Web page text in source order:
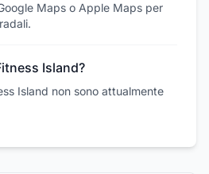
Maps o Apple Maps per
Island?
Island non sono attualmente